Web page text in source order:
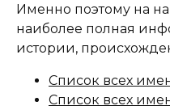
Именно поэтому на
наиболее полная
истории,
Список всех
Список всех